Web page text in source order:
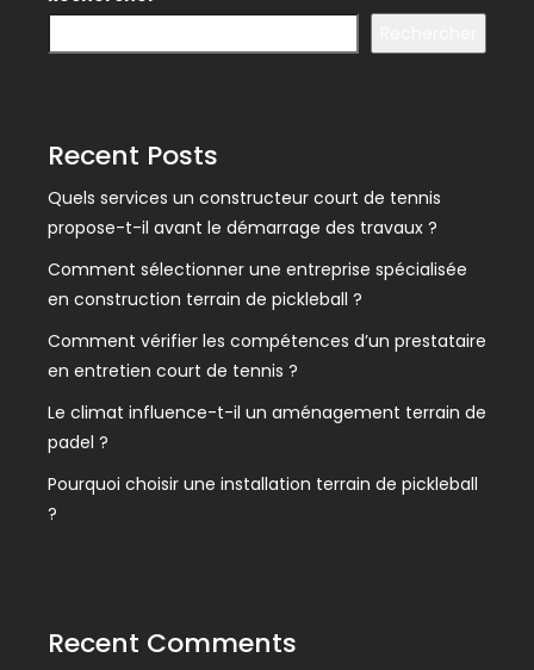
Recent Posts
Quels services un constructeur court de tennis
propose-t-il avant le démarrage des travaux ?
Comment sélectionner une entreprise spécialisée
en construction terrain de pickleball ?
Comment vérifier les compétences d’un prestataire
en entretien court de tennis ?
Le climat influence-t-il un aménagement terrain de
padel ?
Pourquoi choisir une installation terrain de pickleball
?
Recent Comments